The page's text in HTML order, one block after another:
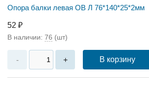
Опора балки левая ОВ Л 76*140*25*2мм
52 ₽
В наличии: 76 (шт)
- + В корзину